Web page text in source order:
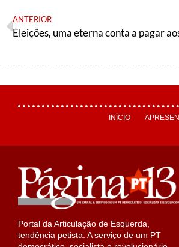
ANTERIOR
INÍCIO
Portal da Articulação de Esquerda,
tendência petista. A serviço de um PT